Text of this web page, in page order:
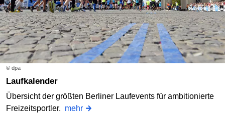
© dpa
Laufkalender
Übersicht der größten Berliner Laufevents für ambitionierte
Freizeitsportler. mehr